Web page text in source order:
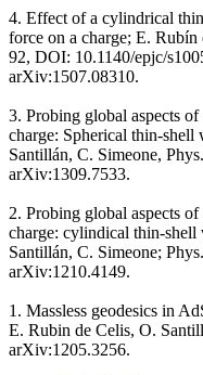
4. Effect of a cylindrical
force on a charge; E.
92, DOI: 10.1140/epjc/
arXiv:1507.08310.
3. Probing global aspects
charge: Spherical thin-shell
Santillán, C. Simeone,
arXiv:1309.7533.
2. Probing global aspects
charge: cylindical thin-shell
Santillán, C. Simeone;
arXiv:1210.4149.
1. Massless geodesics in
E. Rubin de Celis, O.
arXiv:1205.3256.